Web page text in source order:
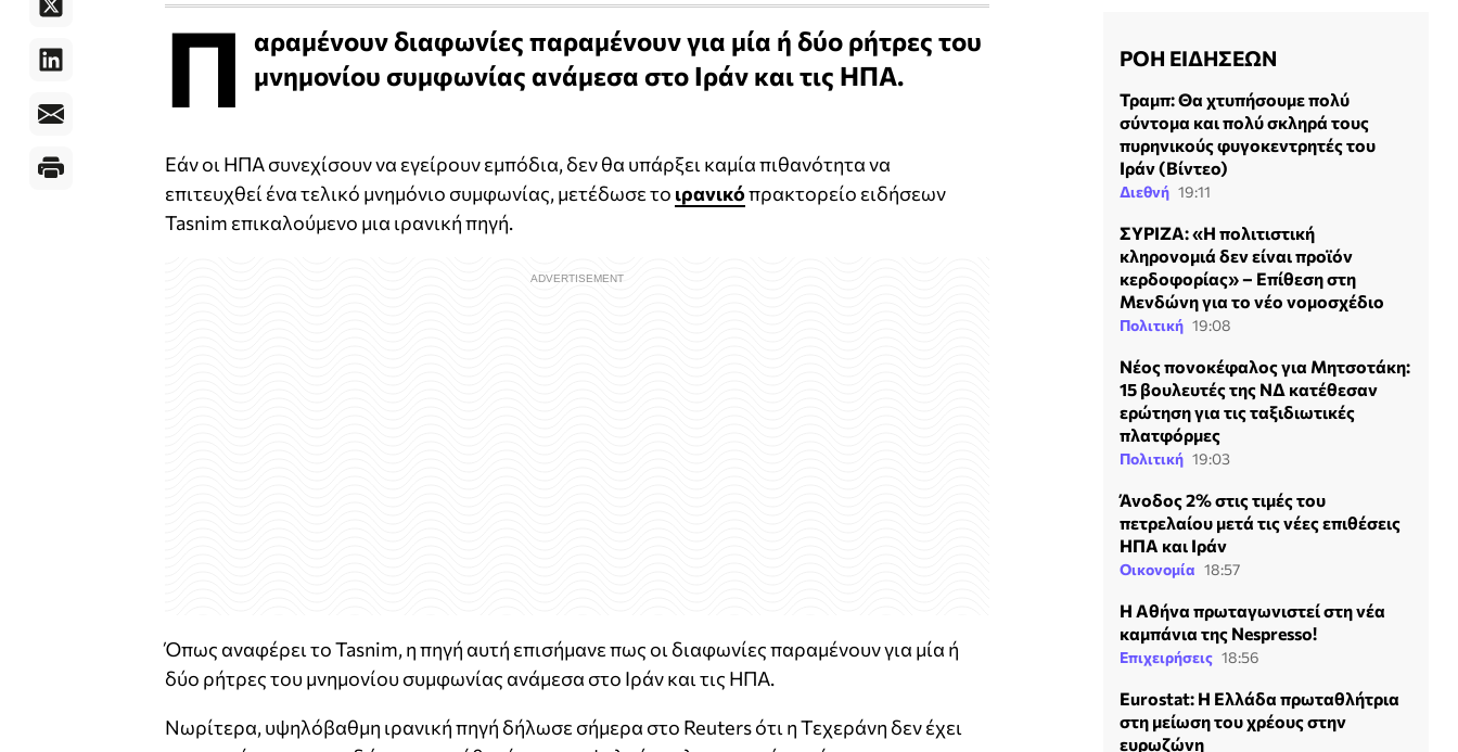
Π αραμένουν διαφωνίες παραμένουν για μία ή δύο ρήτρες του
μνημονίου συμφωνίας ανάμεσα στο Ιράν και τις ΗΠΑ.
Εάν οι ΗΠΑ συνεχίσουν να εγείρουν εμπόδια, δεν θα υπάρξει καμία πιθανότητα να
επιτευχθεί ένα τελικό μνημόνιο συμφωνίας, μετέδωσε το ιρανικόπρακτορείο ειδήσεων
Tasnim επικαλούμενο μια ιρανική πηγή.
Όπως αναφέρει το Tasnim, η πηγή αυτή επισήμανε πως οι διαφωνίες παραμένουν για μία ή
δύο ρήτρες του μνημονίου συμφωνίας ανάμεσα στο Ιράν και τις ΗΠΑ.
Νωρίτερα, υψηλόβαθμη ιρανική πηγή δήλωσε σήμερα στο Reuters ότι η Τεχεράνη δεν έχει
ΡΟΗ ΕΙΔΗΣΕΩΝ
Τραμπ: Θα χτυπήσουμε πολύ
σύντομα και πολύ σκληρά τους
πυρηνικούς φυγοκεντρητές του
Ιράν (Βίντεο)
Διεθνή 19:11
ΣΥΡΙΖΑ: «Η πολιτιστική
κληρονομιά δεν είναι προϊόν
κερδοφορίας» – Επίθεση στη
Μενδώνη για το νέο νομοσχέδιο
Πολιτική 19:08
Νέος πονοκέφαλος για Μητσοτάκη:
15 βουλευτές της ΝΔ κατέθεσαν
ερώτηση για τις ταξιδιωτικές
πλατφόρμες
Πολιτική 19:03
Άνοδος 2% στις τιμές του
πετρελαίου μετά τις νέες επιθέσεις
ΗΠΑ και Ιράν
Οικονομία 18:57
Η Αθήνα πρωταγωνιστεί στη νέα
καμπάνια της Nespresso!
Επιχειρήσεις 18:56
Eurostat: Η Ελλάδα πρωταθλήτρια
στη μείωση του χρέους στην
ευρωζώνη